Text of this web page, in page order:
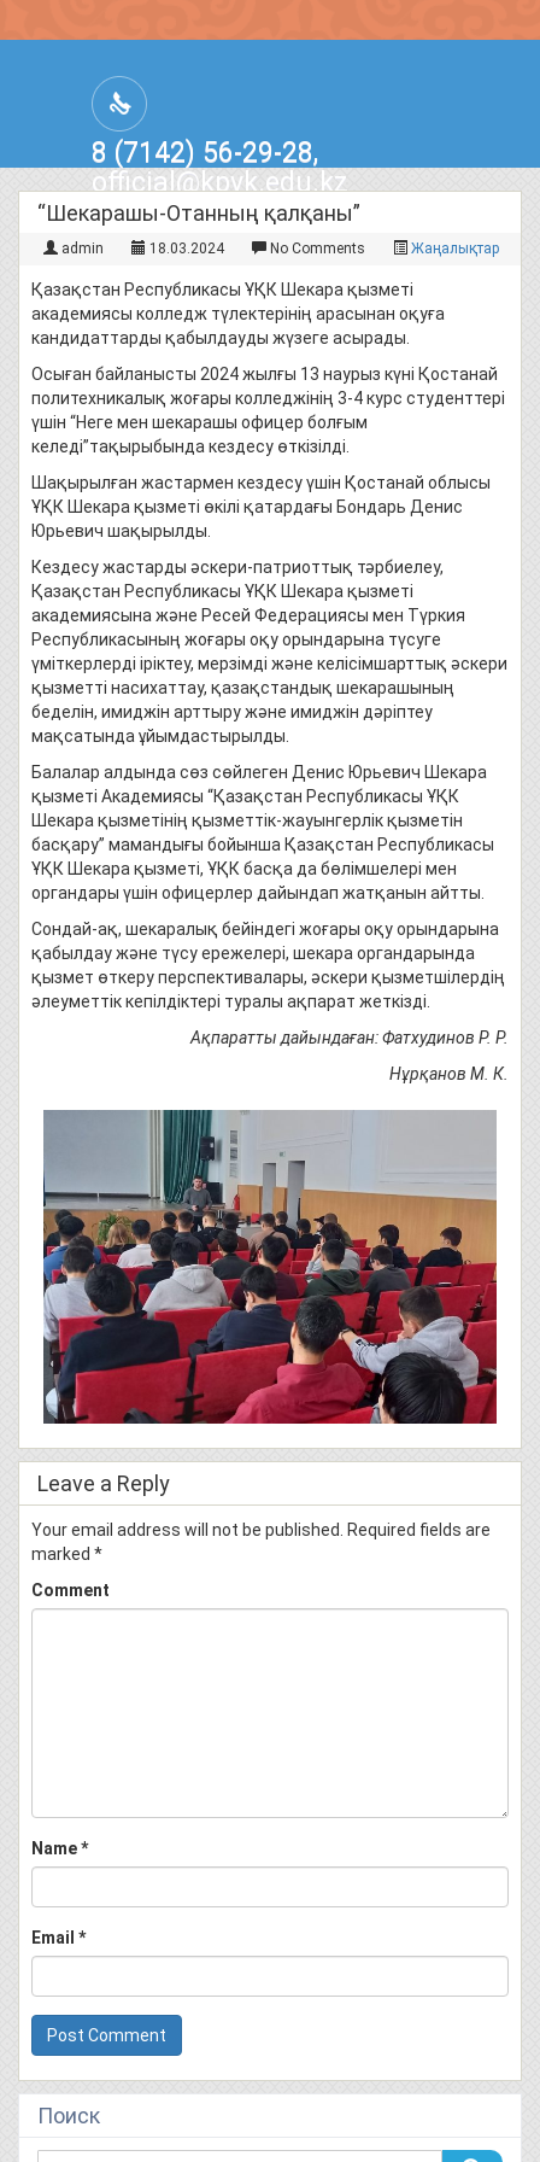
8 (7142) 56-29-28,
official@kpvk.edu.kz
г.Костанай, Проспект Кобыланды
Батыра, 3
“Шекарашы-Отанның қалқаны”
admin 18.03.2024 No Comments Жаңалықтар
Қазақстан Республикасы ҰҚК Шекара қызметі
академиясы колледж түлектерінің арасынан оқуға
кандидаттарды қабылдауды жүзеге асырады.
Осыған байланысты 2024 жылғы 13 наурыз күні Қостанай
политехникалық жоғары колледжінің 3-4 курс студенттері
үшін “Неге мен шекарашы офицер болғым
келеді”тақырыбында кездесу өткізілді.
Шақырылған жастармен кездесу үшін Қостанай облысы
ҰҚК Шекара қызметі өкілі қатардағы Бондарь Денис
Юрьевич шақырылды.
Кездесу жастарды әскери-патриоттық тәрбиелеу,
Қазақстан Республикасы ҰҚК Шекара қызметі
академиясына және Ресей Федерациясы мен Түркия
Республикасының жоғары оқу орындарына түсуге
үміткерлерді іріктеу, мерзімді және келісімшарттық әскери
қызметті насихаттау, қазақстандық шекарашының
беделін, имиджін арттыру және имиджін дәріптеу
мақсатында ұйымдастырылды.
Балалар алдында сөз сөйлеген Денис Юрьевич Шекара
қызметі Академиясы “Қазақстан Республикасы ҰҚК
Шекара қызметінің қызметтік-жауынгерлік қызметін
басқару” мамандығы бойынша Қазақстан Республикасы
ҰҚК Шекара қызметі, ҰҚК басқа да бөлімшелері мен
органдары үшін офицерлер дайындап жатқанын айтты.
Сондай-ақ, шекаралық бейіндегі жоғары оқу орындарына
қабылдау және түсу ережелері, шекара органдарында
қызмет өткеру перспективалары, әскери қызметшілердің
әлеуметтік кепілдіктері туралы ақпарат жеткізді.
Ақпаратты дайындаған: Фатхудинов Р. Р.
Нұрқанов М. К.
Leave a Reply
Your email address will not be published. Required fields are
marked *
Comment
Name*
Email *
Поиск